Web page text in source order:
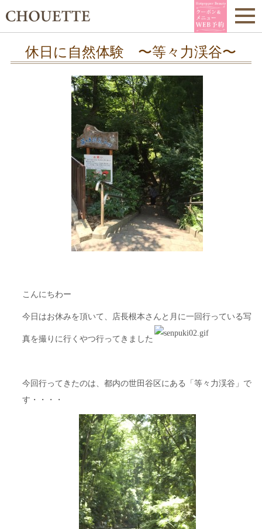
休日に自然体験 〜等々力渓谷〜
こんにちわー
今日はお休みを頂いて、店長根本さんと月に一回行っている写
真を撮りに行くやつ行ってきました
今回行ってきたのは、都内の世田谷区にある「等々力渓谷」で
す・・・・